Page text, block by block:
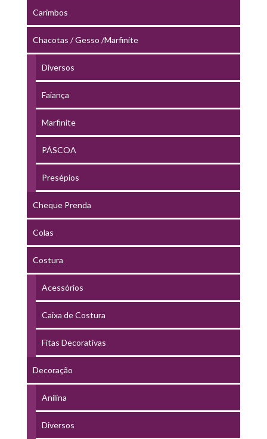
Carimbos
Chacotas / Gesso /Marfinite
Diversos
Faiança
Marfinite
PÁSCOA
Presépios
Cheque Prenda
Colas
Costura
Acessórios
Caixa de Costura
Fitas Decorativas
Decoração
Anilina
Diversos